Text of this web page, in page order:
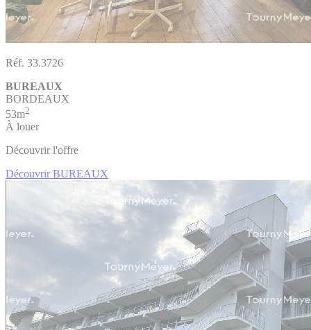
Réf. 33.3726
BUREAUX
BORDEAUX
53m2
À louer
Découvrir l'offre
Découvrir BUREAUX